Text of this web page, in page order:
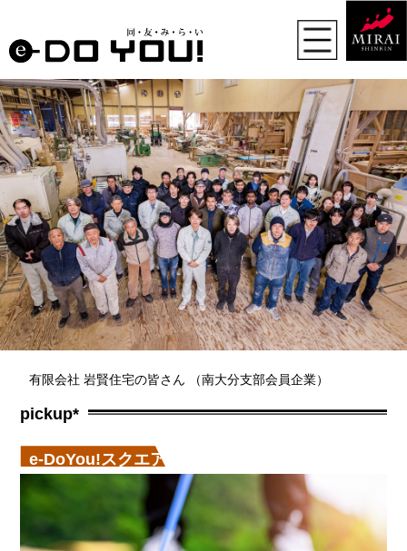
有限会社 岩賢住宅の皆さん （南大分支部会員企業）
pickup*
e-DoYou!スクエア